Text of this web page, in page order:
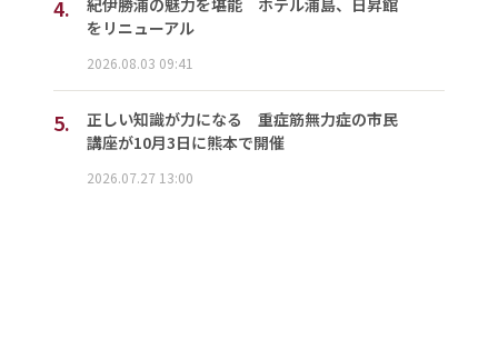
4.
紀伊勝浦の魅力を堪能 ホテル浦島、日昇館
をリニューアル
2026.08.03 09:41
5.
正しい知識が力になる 重症筋無力症の市民
講座が10月3日に熊本で開催
2026.07.27 13:00